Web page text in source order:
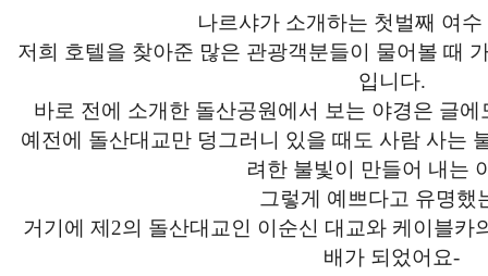
나르샤가 소개하는 첫벌째 여
저희 호텔을 찾아준 많은 관광객분들이 물어볼 때
입니다.
바로 전에 소개한 돌산공원에서 보는 야경은 글
예전에 돌산대교만 덩그러니 있을 때도 사람 사는
려한 불빛이 만들어 내는
그렇게 예쁘다고 유명했
거기에 제2의 돌산대교인 이순신 대교와 케이블카
배가 되었어요-